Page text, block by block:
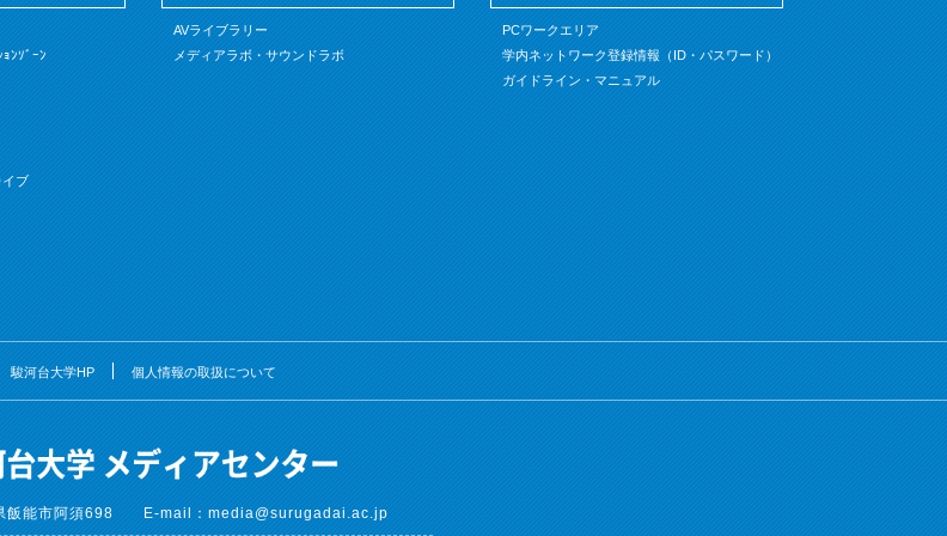
ﾝｿﾞｰﾝ
イブ
AVライブラリー
メディアラボ・サウンドラボ
PCワークエリア
学内ネットワーク登録情報（ID・パスワード）
ガイドライン・マニュアル
駿河台大学HP 個人情報の取扱について
能市阿須698 E-mail：media@surugadai.ac.jp